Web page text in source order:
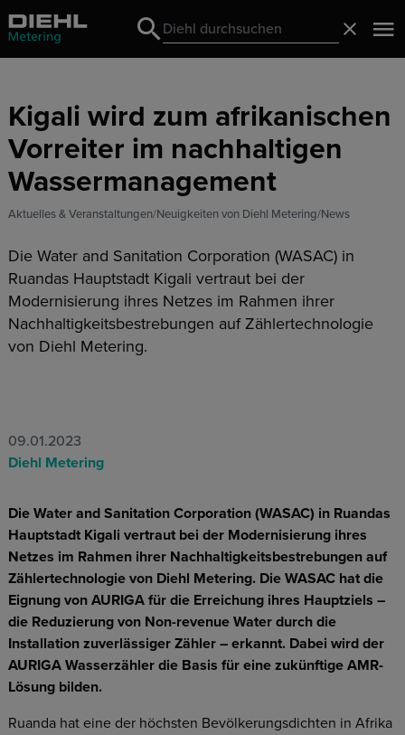
Search
Search
Kigali wird zum afrikanischen
Vorreiter im nachhaltigen
Wassermanagement
Aktuelles & Veranstaltungen Neuigkeiten von Diehl Metering News
Die Water and Sanitation Corporation (WASAC) in
Ruandas Hauptstadt Kigali vertraut bei der
Modernisierung ihres Netzes im Rahmen ihrer
Nachhaltigkeitsbestrebungen auf Zählertechnologie
von Diehl Metering.
09.01.2023
Diehl Metering
Die Water and Sanitation Corporation (WASAC) in Ruandas
Hauptstadt Kigali vertraut bei der Modernisierung ihres
Netzes im Rahmen ihrer Nachhaltigkeitsbestrebungen auf
Zählertechnologie von Diehl Metering. Die WASAC hat die
Eignung von AURIGA für die Erreichung ihres Hauptziels –
die Reduzierung von Non-revenue Water durch die
Installation zuverlässiger Zähler – erkannt. Dabei wird der
AURIGA Wasserzähler die Basis für eine zukünftige AMR-
Lösung bilden.
Ruanda hat eine der höchsten Bevölkerungsdichten in Afrika